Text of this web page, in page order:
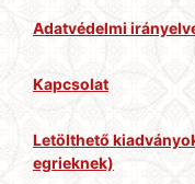
Adatvédelmi
Kapcsolat
Letölthető
egrieknek)